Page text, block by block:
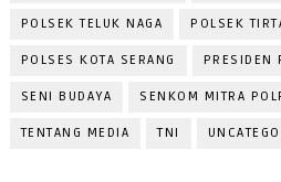
POLSEK TELUK NAGA POLSEK
POLSES KOTA SERANG PRESIDEN
SENI BUDAYA SENKOM MITRA
TENTANG MEDIA TNI